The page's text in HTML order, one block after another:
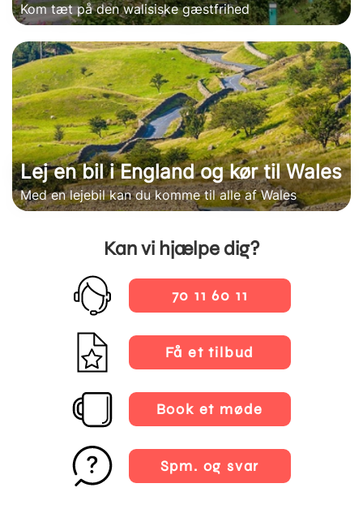
Kom tæt på den walisiske gæstfrihed
Lej en bil i England og kør til Wales
Med en lejebil kan du komme til alle af Wales
Kan vi hjælpe dig?
70 11 60 11
Få et tilbud
Book et møde
Spm. og svar